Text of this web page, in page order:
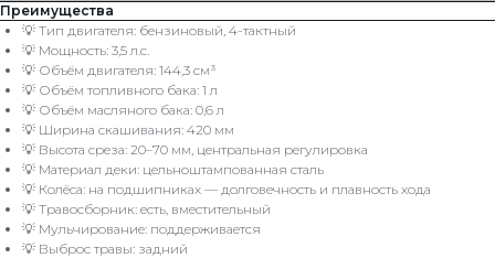
Преимущества
💡 Тип двигателя: бензиновый, 4-тактный
💡 Мощность: 3,5 л.с.
💡 Объём двигателя: 144,3 см³
💡 Объём топливного бака: 1 л
💡 Объём масляного бака: 0,6 л
💡 Ширина скашивания: 420 мм
💡 Высота среза: 20–70 мм, центральная регулировка
💡 Материал деки: цельноштампованная сталь
💡 Колёса: на подшипниках — долговечность и плавность хода
💡 Травосборник: есть, вместительный
💡 Мульчирование: поддерживается
💡 Выброс травы: задний